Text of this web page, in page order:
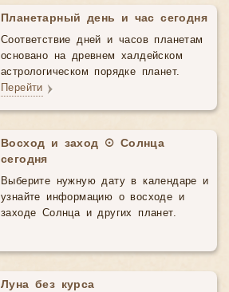
Планетарный день и час сегодня
Соответствие дней и часов планетам
основано на древнем халдейском
астрологическом порядке планет.
Перейти
Восход и заход ☉ Солнца
сегодня
Выберите нужную дату в календаре и
узнайте информацию о восходе и
заходе Солнца и других планет.
Луна без курса